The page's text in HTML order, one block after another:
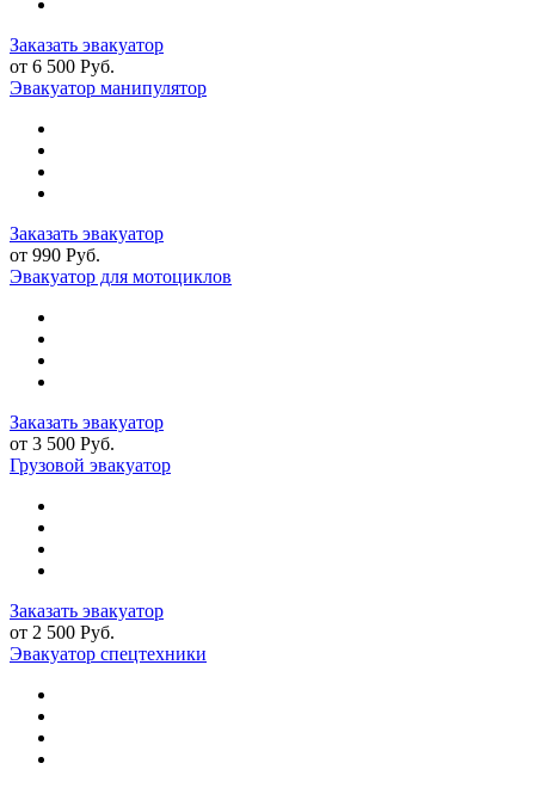
Заказать эвакуатор
от 6 500 Руб.
Эвакуатор манипулятор
Заказать эвакуатор
от 990 Руб.
Эвакуатор для мотоциклов
Заказать эвакуатор
от 3 500 Руб.
Грузовой эвакуатор
Заказать эвакуатор
от 2 500 Руб.
Эвакуатор спецтехники